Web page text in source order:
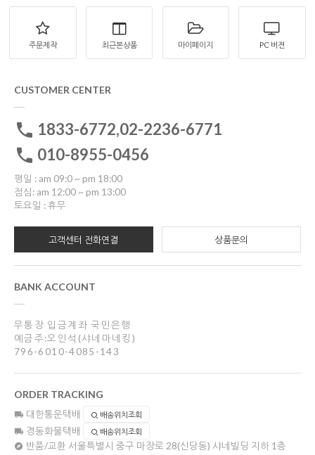
주문제작 최근본상품 마이페이지 PC 버젼
CUSTOMER CENTER
1833-6772,02-2236-6771
010-8955-0456
평일 : am 09:0 ~ pm 18:00
점심: am 12:00 ~ pm 13:00
토요일 : 휴무
고객센터 전화연결 상품문의
BANK ACCOUNT
무통장 입금계좌 국민은행
예금주:오인석(샤네마네킹)
796-6010-4085-143
ORDER TRACKING
대한통운택배 배송위치조회
경동화물택배 배송위치조회
반품/교환 서울특별시 중구 마장로 28(신당동) 샤네빌딩 지하 1층